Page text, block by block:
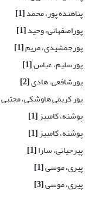
پناهنده پور، محمد[1]
پوراصفهانی، وحید[1]
پورجمشیدی، مریم[1]
پورسلیم، عباس[1]
پورشافعی، هادی[2]
پور کریمی هاوشکی، مجتبی
پوشنه، کامبیز[1]
پوشنه، کامبیز[1]
پیرحیاتی، سارا[1]
پیری، موسی[1]
پیری، موسی[3]